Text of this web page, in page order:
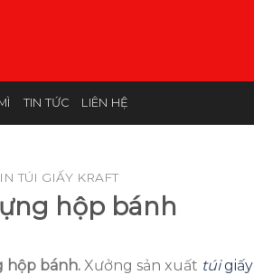
TIN TỨC LIÊN HỆ
IN TÚI GIẤY KRAFT
hộp bánh
hộp bánh. Xưởng sản xuất túigiấy